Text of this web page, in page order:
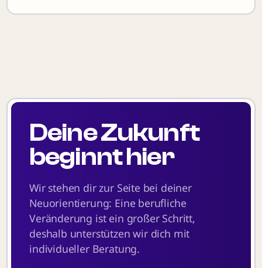
Deine Zukunft
beginnt hier
Wir stehen dir zur Seite bei deiner
Neuorientierung: Eine berufliche
Veränderung ist ein großer Schritt,
deshalb unterstützen wir dich mit
individueller Beratung.